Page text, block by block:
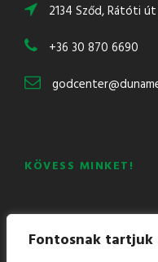
Fontosnak
2134 Sződ, Rátóti
+36 30 870 6690
KÖVESS MINKET!
Facebook LinkedIn YouTube